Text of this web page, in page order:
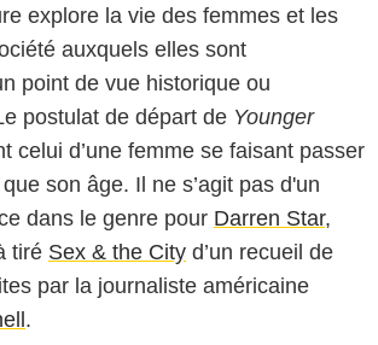
explore la vie des femmes et les
auxquels elles sont
point de vue historique ou
postulat de départ de Younger
celui d’une femme se faisant passer
son âge. Il ne s’agit pas d'un
dans le genre pour Darren Star,
tiré Sex & the City d’un recueil de
par la journaliste américaine
.